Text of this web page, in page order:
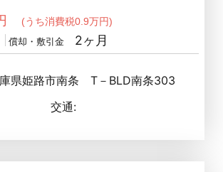
(うち消費税0.9万円)
償却・敷引金 2ヶ月
県姫路市南条 T－BLD南条303
交通: